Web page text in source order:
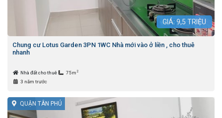
GIÁ: 9,5 TRIỆU
Chung cư Lotus Garden 3PN 1WC Nhà mới vào ở liền , cho thuê
nhanh
Nhà đất cho thuê 75m 2
3 năm trước
QUẬN TÂN PHÚ